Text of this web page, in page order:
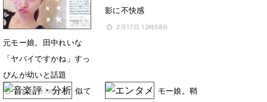
元モー娘。田中れいな
「ヤバイですかね」すっ
ぴんが幼いと話題
8月17日 07時00分
影に不快感
2月17日 12時58分
似て モー娘。鞘